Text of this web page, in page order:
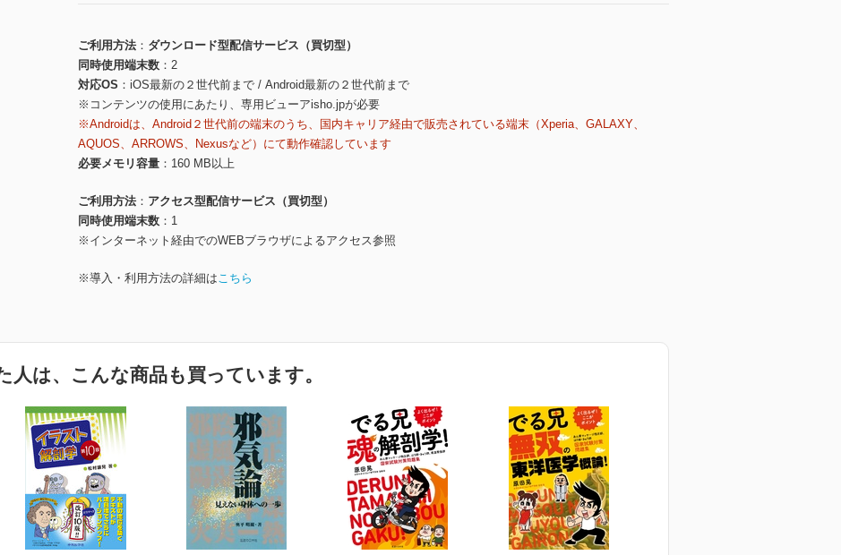
ご利用方法
ダウンロード型配信サービス（買切型）
同時使用端末数
2
対応OS
iOS最新の２世代前まで / Android最新の２世代前まで
※コンテンツの使用にあたり、専用ビューアisho.jpが必要
※Androidは、Android２世代前の端末のうち、国内キャリア経由で販売されている端末（Xperia、GALAXY、
AQUOS、ARROWS、Nexusなど）にて動作確認しています
必要メモリ容量
160 MB以上
ご利用方法
アクセス型配信サービス（買切型）
同時使用端末数
1
※インターネット経由でのWEBブラウザによるアクセス参照
※導入・利用方法の詳細はこちら
人は、こんな商品も買っています。